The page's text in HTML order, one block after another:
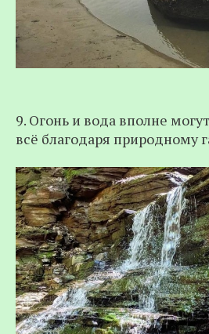
9. Огонь и вода вполне
всё благодаря природному